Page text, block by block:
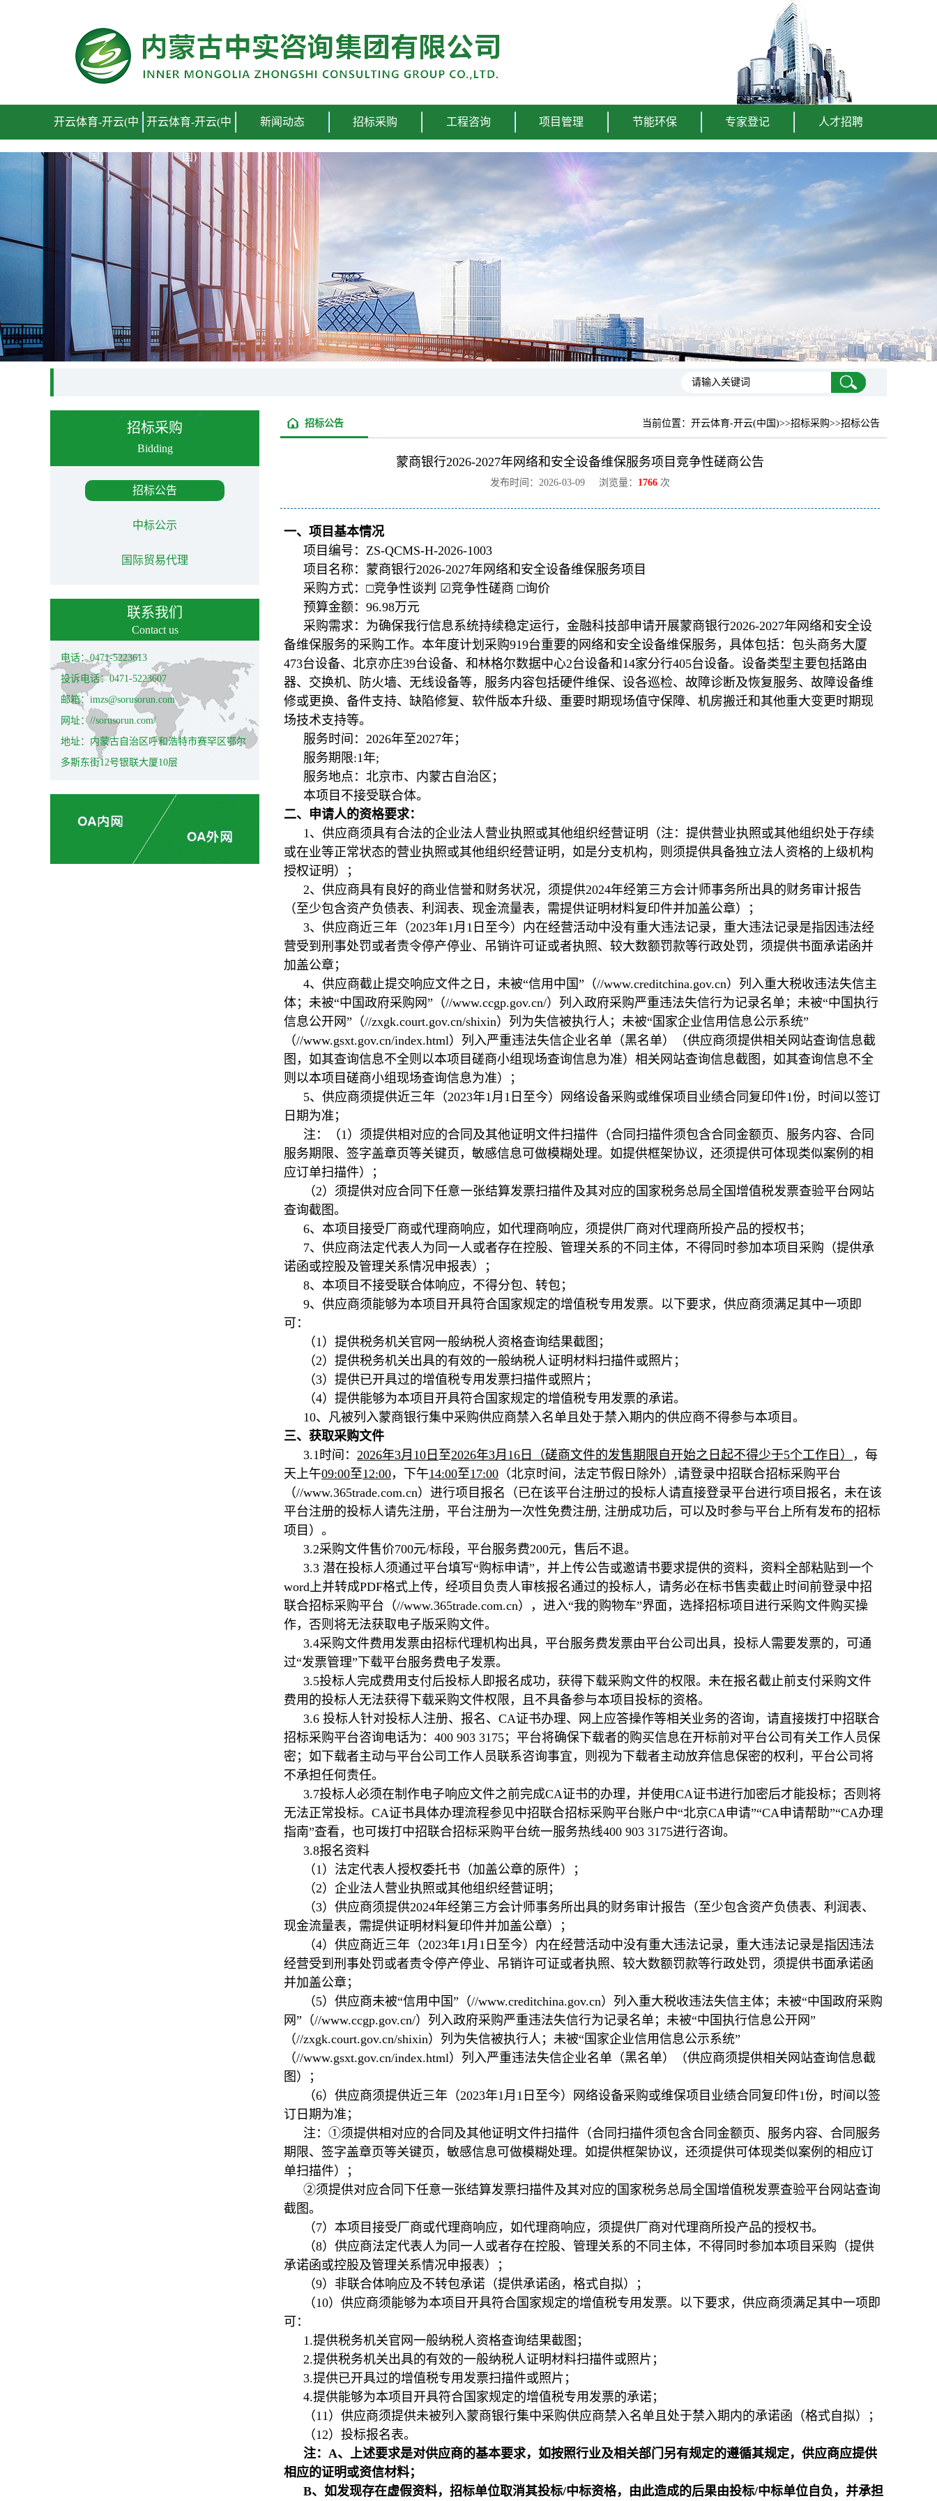
开云体育-开云(中
国)
开云体育-开云(中
国)
新闻动态 招标采购 工程咨询 项目管理 节能环保 专家登记 人才招聘
招标采购
Bidding
招标公告
中标公示
国际贸易代理
联系我们
Contact us
电话：0471-5223613
投诉电话：0471-5223607
邮箱：imzs@sorusorun.com
网址：//sorusorun.com/
地址：内蒙古自治区呼和浩特市赛罕区鄂尔
多斯东街12号银联大厦10层
当前位置： 开云体育-开云(中国)>>招标采购>>招标公告
招标公告
蒙商银行2026-2027年网络和安全设备维保服务项目竞争性磋商公告
发布时间：2026-03-09 浏览量： 1766 次
一、项目基本情况
项目编号：ZS-QCMS-H-2026-1003
项目名称：蒙商银行2026-2027年网络和安全设备维保服务项目
采购方式：□竞争性谈判 ☑竞争性磋商 □询价
预算金额：96.98万元
采购需求：为确保我行信息系统持续稳定运行，金融科技部申请开展蒙商银行2026-2027年网络和安全设
备维保服务的采购工作。本年度计划采购919台重要的网络和安全设备维保服务，具体包括：包头商务大厦
473台设备、北京亦庄39台设备、和林格尔数据中心2台设备和14家分行405台设备。设备类型主要包括路由
器、交换机、防火墙、无线设备等，服务内容包括硬件维保、设各巡检、故障诊断及恢复服务、故障设备维
修或更换、备件支持、缺陷修复、软件版本升级、重要时期现场值守保障、机房搬迁和其他重大变更时期现
场技术支持等。
服务时间：2026年至2027年；
服务期限:1年;
服务地点：北京市、内蒙古自治区；
本项目不接受联合体。
二、申请人的资格要求：
1、供应商须具有合法的企业法人营业执照或其他组织经营证明（注：提供营业执照或其他组织处于存续
或在业等正常状态的营业执照或其他组织经营证明，如是分支机构，则须提供具备独立法人资格的上级机构
授权证明）；
2、供应商具有良好的商业信誉和财务状况，须提供2024年经第三方会计师事务所出具的财务审计报告
（至少包含资产负债表、利润表、现金流量表，需提供证明材料复印件并加盖公章）；
3、供应商近三年（2023年1月1日至今）内在经营活动中没有重大违法记录，重大违法记录是指因违法经
营受到刑事处罚或者责令停产停业、吊销许可证或者执照、较大数额罚款等行政处罚，须提供书面承诺函并
加盖公章；
4、供应商截止提交响应文件之日，未被“信用中国”（//www.creditchina.gov.cn）列入重大税收违法失信主
体；未被“中国政府采购网”（//www.ccgp.gov.cn/）列入政府采购严重违法失信行为记录名单；未被“中国执行
信息公开网”（//zxgk.court.gov.cn/shixin）列为失信被执行人；未被“国家企业信用信息公示系统”
（//www.gsxt.gov.cn/index.html）列入严重违法失信企业名单（黑名单）（供应商须提供相关网站查询信息截
图，如其查询信息不全则以本项目磋商小组现场查询信息为准）相关网站查询信息截图，如其查询信息不全
则以本项目磋商小组现场查询信息为准）；
5、供应商须提供近三年（2023年1月1日至今）网络设备采购或维保项目业绩合同复印件1份，时间以签订
日期为准；
注：（1）须提供相对应的合同及其他证明文件扫描件（合同扫描件须包含合同金额页、服务内容、合同
服务期限、签字盖章页等关键页，敏感信息可做模糊处理。如提供框架协议，还须提供可体现类似案例的相
应订单扫描件）；
（2）须提供对应合同下任意一张结算发票扫描件及其对应的国家税务总局全国增值税发票查验平台网站
查询截图。
6、本项目接受厂商或代理商响应，如代理商响应，须提供厂商对代理商所投产品的授权书；
7、供应商法定代表人为同一人或者存在控股、管理关系的不同主体，不得同时参加本项目采购（提供承
诺函或控股及管理关系情况申报表）；
8、本项目不接受联合体响应，不得分包、转包；
9、供应商须能够为本项目开具符合国家规定的增值税专用发票。以下要求，供应商须满足其中一项即
可：
（1）提供税务机关官网一般纳税人资格查询结果截图；
（2）提供税务机关出具的有效的一般纳税人证明材料扫描件或照片；
（3）提供已开具过的增值税专用发票扫描件或照片；
（4）提供能够为本项目开具符合国家规定的增值税专用发票的承诺。
10、凡被列入蒙商银行集中采购供应商禁入名单且处于禁入期内的供应商不得参与本项目。
三、获取采购文件
3.1时间： 2026年3月10日 至2026年3月16日（磋商文件的发售期限自开始之日起不得少于5个工作日）
，每
天上午09:00至12:00，下午14:00至17:00 （北京时间，法定节假日除外）,请登录中招联合招标采购平台
（//www.365trade.com.cn）进行项目报名（已在该平台注册过的投标人请直接登录平台进行项目报名，未在该
平台注册的投标人请先注册，平台注册为一次性免费注册, 注册成功后，可以及时参与平台上所有发布的招标
项目）。
3.2采购文件售价700元/标段，平台服务费200元，售后不退。
3.3 潜在投标人须通过平台填写“购标申请”，并上传公告或邀请书要求提供的资料，资料全部粘贴到一个
word上并转成PDF格式上传，经项目负责人审核报名通过的投标人，请务必在标书售卖截止时间前登录中招
联合招标采购平台（//www.365trade.com.cn），进入“我的购物车”界面，选择招标项目进行采购文件购买操
作，否则将无法获取电子版采购文件。
3.4采购文件费用发票由招标代理机构出具，平台服务费发票由平台公司出具，投标人需要发票的，可通
过“发票管理”下载平台服务费电子发票。
3.5投标人完成费用支付后投标人即报名成功，获得下载采购文件的权限。未在报名截止前支付采购文件
费用的投标人无法获得下载采购文件权限，且不具备参与本项目投标的资格。
3.6 投标人针对投标人注册、报名、CA证书办理、网上应答操作等相关业务的咨询，请直接拨打中招联合
招标采购平台咨询电话为：400 903 3175；平台将确保下载者的购买信息在开标前对平台公司有关工作人员保
密；如下载者主动与平台公司工作人员联系咨询事宜，则视为下载者主动放弃信息保密的权利，平台公司将
不承担任何责任。
3.7投标人必须在制作电子响应文件之前完成CA证书的办理，并使用CA证书进行加密后才能投标；否则将
无法正常投标。CA证书具体办理流程参见中招联合招标采购平台账户中“北京CA申请”“CA申请帮助”“CA办理
指南”查看，也可拨打中招联合招标采购平台统一服务热线400 903 3175进行咨询。
3.8报名资料
（1）法定代表人授权委托书（加盖公章的原件）；
（2）企业法人营业执照或其他组织经营证明；
（3）供应商须提供2024年经第三方会计师事务所出具的财务审计报告（至少包含资产负债表、利润表、
现金流量表，需提供证明材料复印件并加盖公章）；
（4）供应商近三年（2023年1月1日至今）内在经营活动中没有重大违法记录，重大违法记录是指因违法
经营受到刑事处罚或者责令停产停业、吊销许可证或者执照、较大数额罚款等行政处罚，须提供书面承诺函
并加盖公章；
（5）供应商未被“信用中国”（//www.creditchina.gov.cn）列入重大税收违法失信主体；未被“中国政府采购
网”（//www.ccgp.gov.cn/）列入政府采购严重违法失信行为记录名单；未被“中国执行信息公开网”
（//zxgk.court.gov.cn/shixin）列为失信被执行人；未被“国家企业信用信息公示系统”
（//www.gsxt.gov.cn/index.html）列入严重违法失信企业名单（黑名单）（供应商须提供相关网站查询信息截
图）；
（6）供应商须提供近三年（2023年1月1日至今）网络设备采购或维保项目业绩合同复印件1份，时间以签
订日期为准；
注：①须提供相对应的合同及其他证明文件扫描件（合同扫描件须包含合同金额页、服务内容、合同服务
期限、签字盖章页等关键页，敏感信息可做模糊处理。如提供框架协议，还须提供可体现类似案例的相应订
单扫描件）；
②须提供对应合同下任意一张结算发票扫描件及其对应的国家税务总局全国增值税发票查验平台网站查询
截图。
（7）本项目接受厂商或代理商响应，如代理商响应，须提供厂商对代理商所投产品的授权书。
（8）供应商法定代表人为同一人或者存在控股、管理关系的不同主体，不得同时参加本项目采购（提供
承诺函或控股及管理关系情况申报表）；
（9）非联合体响应及不转包承诺（提供承诺函，格式自拟）；
（10）供应商须能够为本项目开具符合国家规定的增值税专用发票。以下要求，供应商须满足其中一项即
可：
1.提供税务机关官网一般纳税人资格查询结果截图；
2.提供税务机关出具的有效的一般纳税人证明材料扫描件或照片；
3.提供已开具过的增值税专用发票扫描件或照片；
4.提供能够为本项目开具符合国家规定的增值税专用发票的承诺；
（11）供应商须提供未被列入蒙商银行集中采购供应商禁入名单且处于禁入期内的承诺函（格式自拟）；
（12）投标报名表。
注：A、上述要求是对供应商的基本要求，如按照行业及相关部门另有规定的遵循其规定，供应商应提供
相应的证明或资信材料；
B、如发现存在虚假资料，招标单位取消其投标/中标资格，由此造成的后果由投标/中标单位自负，并承担